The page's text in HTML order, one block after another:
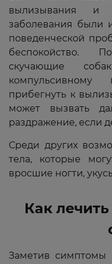
вылизывания и
заболевания были
поведенческой
беспокойство.
скучающие
прибегнуть к
может вызвать
раздражение, если
Среди других
тела, которые
вросшие ногти,
Как
Заметив симптомы